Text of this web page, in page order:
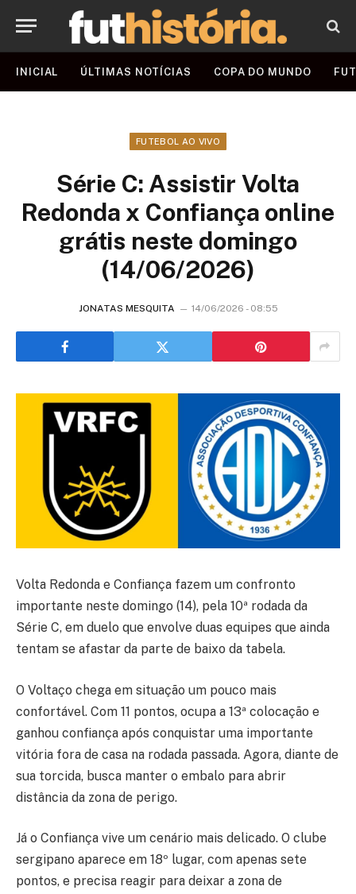
INICIAL ÚLTIMAS NOTÍCIAS COPA DO MUNDO
FUTEBOL AO VIVO
Série C: Assistir Volta
Redonda x Confiança online
grátis neste domingo
(14/06/2026)
JONATAS MESQUITA 14/06/2026 - 08:55
Volta Redonda e Confiança fazem um confronto
importante neste domingo (14), pela 10ª rodada da
Série C, em duelo que envolve duas equipes que ainda
tentam se afastar da parte de baixo da tabela.
O Voltaço chega em situação um pouco mais
confortável. Com 11 pontos, ocupa a 13ª colocação e
ganhou confiança após conquistar uma importante
vitória fora de casa na rodada passada. Agora, diante de
sua torcida, busca manter o embalo para abrir
distância da zona de perigo.
Já o Confiança vive um cenário mais delicado. O clube
sergipano aparece em 18º lugar, com apenas sete
pontos, e precisa reagir para deixar a zona de